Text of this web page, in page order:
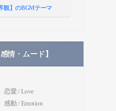
観】のBGMテーマ
情・ムード】
恋愛 / Love
感動 / Emotion